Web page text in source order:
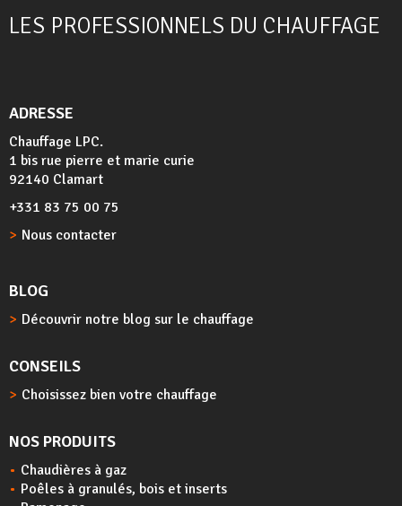
LES PROFESSIONNELS DU CHAUFFAGE
ADRESSE
Chauffage LPC.
1 bis rue pierre et marie curie
92140 Clamart
+331 83 75 00 75
Nous contacter
BLOG
Découvrir notre blog sur le chauffage
CONSEILS
Choisissez bien votre chauffage
NOS PRODUITS
Chaudières à gaz
Poêles à granulés, bois et inserts